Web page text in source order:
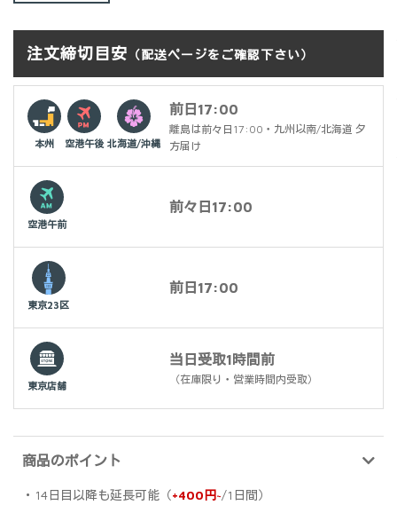
注文締切目安 （配送ページをご確認下さい）
本州 空港午後 北海道/沖縄
前日17:00
離島は前々日17:00・九州以南/北海道 夕
方届け
空港午前
前々日17:00
東京23区
前日17:00
東京店舗
当日受取1時間前
（在庫限り・営業時間内受取）
商品のポイント
・14日目以降も延長可能（+400円~/1日間）